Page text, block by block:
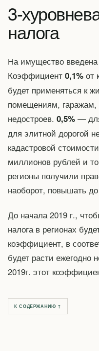
3-
налога
На имущество введена
Коэффициент 0,1% от
будет применяться к
помещениям,
недостроев. 0,5% —
для элитной дорогой
кадастровой
миллионов рублей и
регионы получили
наоборот, повышать
До начала 2019 г.,
налога в регионах
коэффициент, в
будет расти
2019г. этот
К СОДЕРЖАНИЮ ↑